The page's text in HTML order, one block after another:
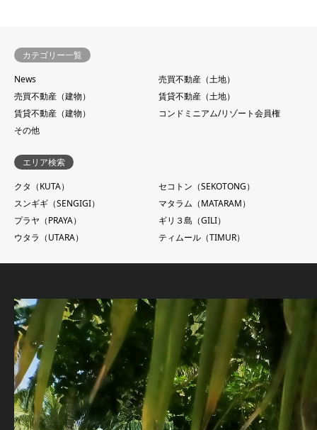
カテゴリー一覧
News
売買不動産（土地）
売買不動産（建物）
賃貸不動産（土地）
賃貸不動産（建物）
コンドミニアム/リゾート会員権
その他
エリア検索
クタ（KUTA）
セコトン（SEKOTONG）
スンギギ（SENGIGI）
マタラム（MATARAM）
プラヤ（PRAYA）
ギリ３島（GILI）
ウタラ（UTARA）
ティムール（TIMUR）